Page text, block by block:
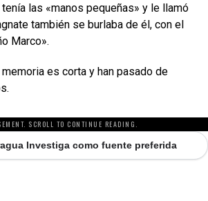
las «manos pequeñas» y le llamó
también se burlaba de él, con el
Marco».
es corta y han pasado de
SCROLL TO CONTINUE READING.
Investiga como fuente preferida